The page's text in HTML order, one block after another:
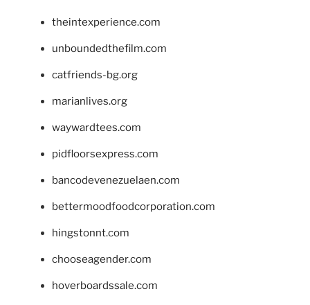
theintexperience.com
unboundedthefilm.com
catfriends-bg.org
marianlives.org
waywardtees.com
pidfloorsexpress.com
bancodevenezuelaen.com
bettermoodfoodcorporation.com
hingstonnt.com
chooseagender.com
hoverboardssale.com